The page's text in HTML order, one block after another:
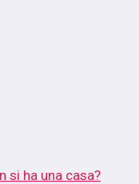
si ha una casa?